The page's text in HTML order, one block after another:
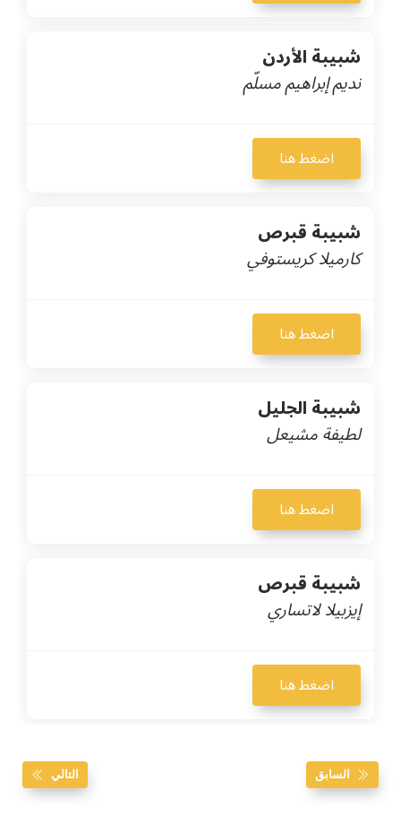
شبيبة الأردن
نديم إبراهيم مسلّم
اضغط هنا
شبيبة قبرص
كارميلا كريستوفي
اضغط هنا
شبيبة الجليل
لطيفة مشيعل
اضغط هنا
شبيبة قبرص
إيزبيلا لاتساري
اضغط هنا
السابق التالي